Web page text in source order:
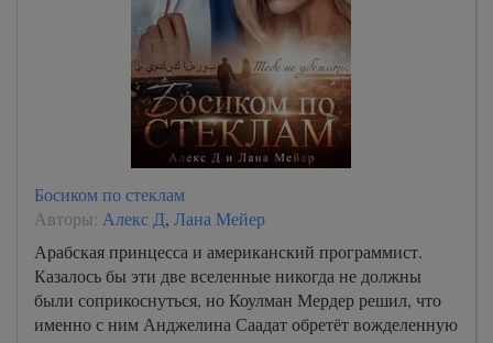
Босиком по стеклам
Авторы: Алекс Д, Лана Мейер
Арабская принцесса и американский программист.
Казалось бы эти две вселенные никогда не должны
были соприкоснуться, но Коулман Мердер решил, что
именно с ним Анджелина Саадат обретёт вожделенную